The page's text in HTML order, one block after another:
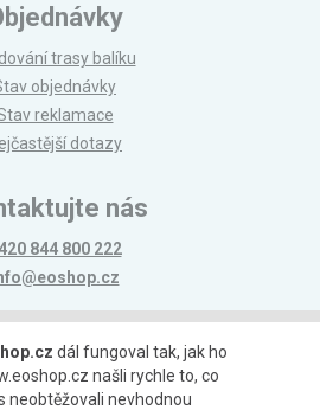
trasy balíku
objednávky
reklamace
dotazy
nás
844 800 222
platby
dál fungoval tak, jak ho
našli rychle to, co
neobtěžovali nevhodnou